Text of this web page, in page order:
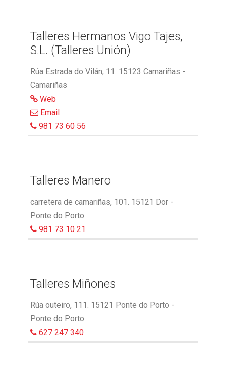
Talleres Hermanos Vigo Tajes,
S.L. (Talleres Unión)
Rúa Estrada do Vilán, 11. 15123 Camariñas -
Camariñas
Web
Email
981 73 60 56
Talleres Manero
carretera de camariñas, 101. 15121 Dor -
Ponte do Porto
981 73 10 21
Talleres Miñones
Rúa outeiro, 111. 15121 Ponte do Porto -
Ponte do Porto
627 247 340